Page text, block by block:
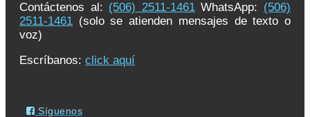
Contáctenos al: (506) 2511-1461WhatsApp: (506)
2511-1461 (solo se atienden mensajes de texto o
voz)
Escríbanos: click aquí
Síguenos